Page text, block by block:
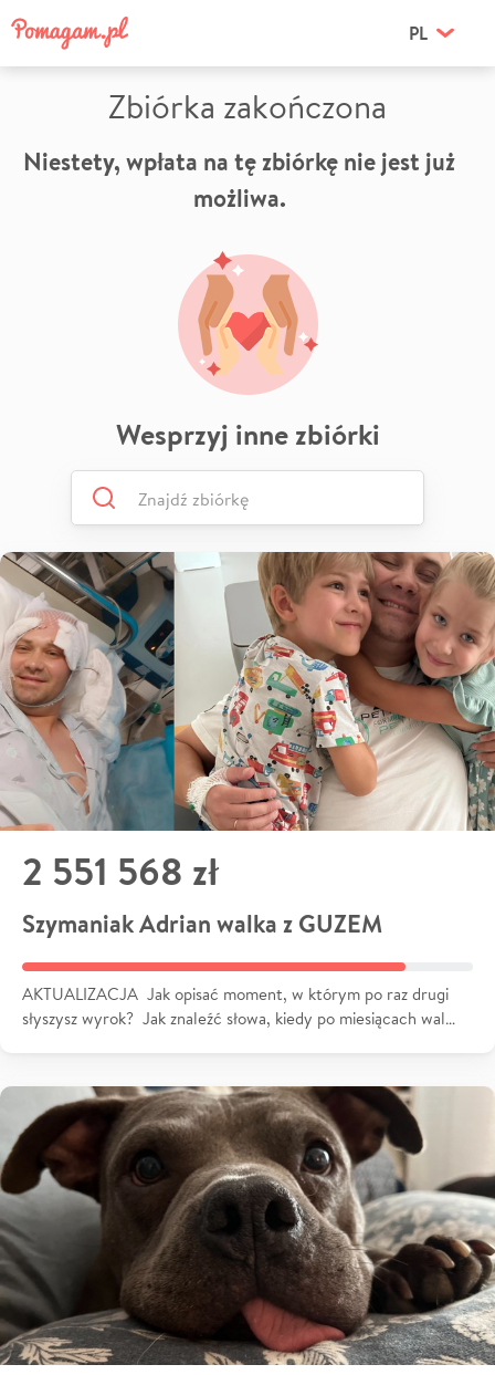
PL
Zbiórka zakończona
Niestety, wpłata na tę zbiórkę nie jest już
możliwa.
Wesprzyj inne zbiórki
2 551 568 zł
Szymaniak Adrian walka z GUZEM
AKTUALIZACJA Jak opisać moment, w którym po raz drugi
słyszysz wyrok? Jak znaleźć słowa, kiedy po miesiącach wal…